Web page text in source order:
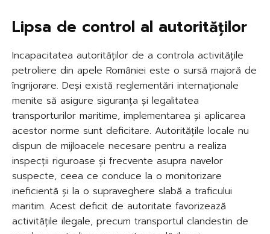
Lipsa de control al autorităților
Incapacitatea autorităților de a controla activitățile
petroliere din apele României este o sursă majoră de
îngrijorare. Deși există reglementări internaționale
menite să asigure siguranța și legalitatea
transporturilor maritime, implementarea și aplicarea
acestor norme sunt deficitare. Autoritățile locale nu
dispun de mijloacele necesare pentru a realiza
inspecții riguroase și frecvente asupra navelor
suspecte, ceea ce conduce la o monitorizare
ineficientă și la o supraveghere slabă a traficului
maritim. Acest deficit de autoritate favorizează
activitățile ilegale, precum transportul clandestin de